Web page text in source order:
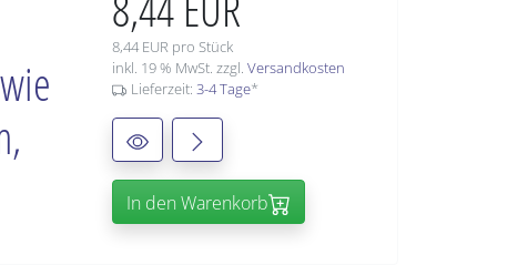
8,44 EUR pro Stück
inkl. 19 % MwSt. zzgl. Versandkosten
Lieferzeit: 3-4 Tage*
In den Warenkorb